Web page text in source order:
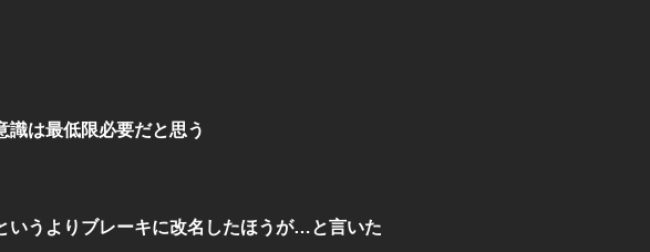
識は最低限必要だと思う
いうよりブレーキに改名したほうが…と言いた